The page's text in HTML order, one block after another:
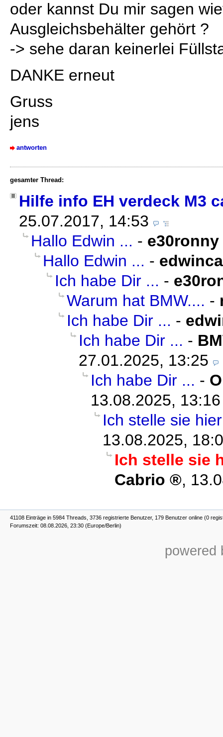
oder kannst Du mir sagen
Ausgleichsbehälter gehört ?
-> sehe daran keinerlei
DANKE erneut
Gruss
jens
antworten
gesamter Thread:
Hilfe info EH verdeck M3
25.07.2017, 14:53
Hallo Edwin ... - e30ronny
Hallo Edwin ... -
Ich habe Dir ... -
Warum hat BMW.... -
Ich habe Dir ... -
Ich habe Dir ... -
27.01.2025, 13:25
Ich habe Dir ... -
13.08.2025, 13:16
Ich stelle sie
13.08.2025,
Ich stelle sie
Cabrio
,
41108 Einträge in 5984 Threads, 3736 registrierte Benutzer, 179 Benutzer online (0
Forumszeit: 08.08.2026, 23:30 (Europe/Berlin)
powered